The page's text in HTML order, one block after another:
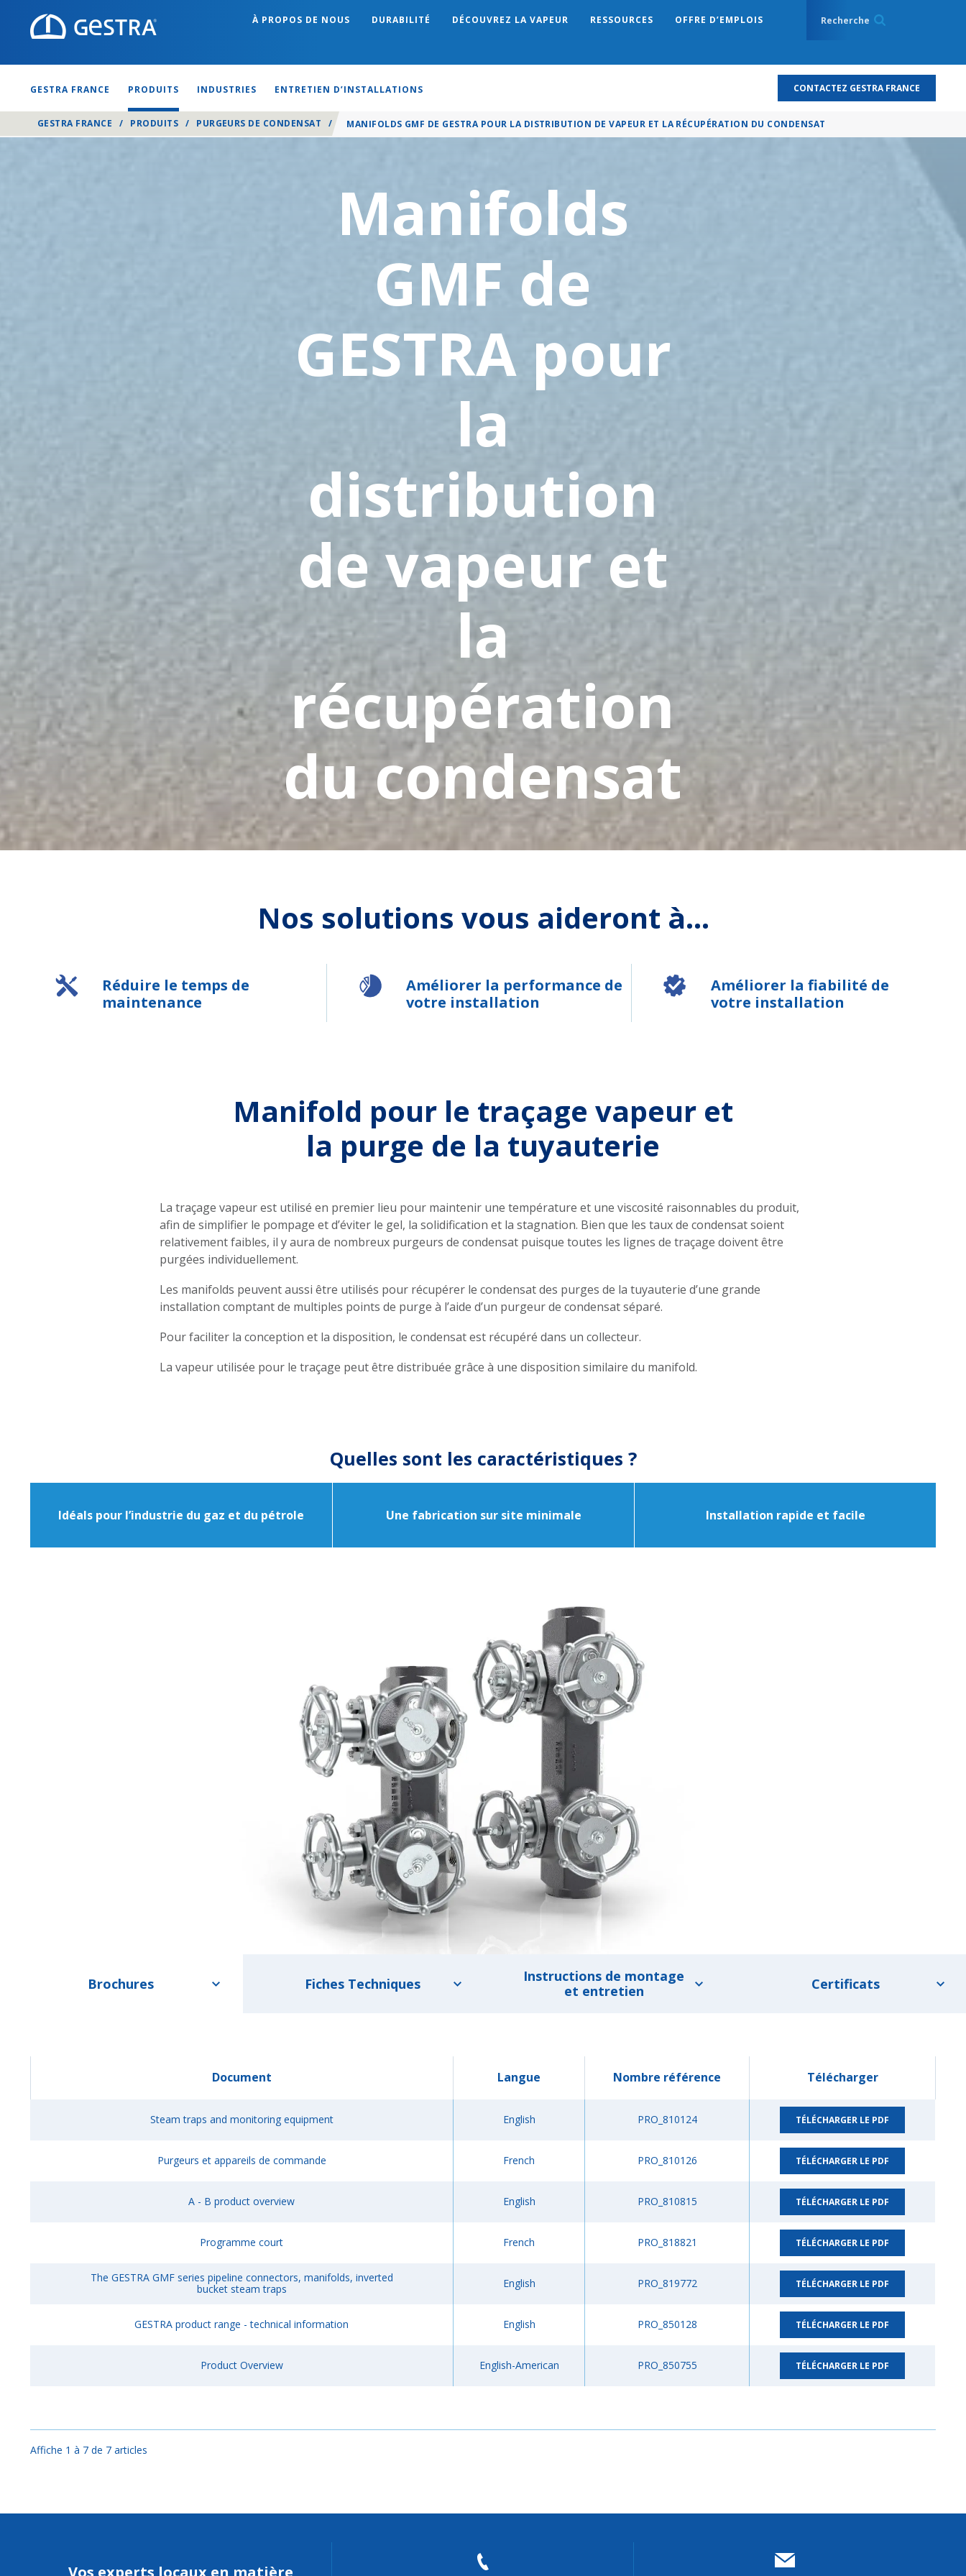
À PROPOS DE NOUS DURABILITÉ DÉCOUVREZ LA VAPEUR RESSOURCES OFFRE D’EMPLOIS
Search
GESTRA FRANCE PRODUITS INDUSTRIES ENTRETIEN D’INSTALLATIONS CONTACTEZ GESTRA FRANCE
GESTRA FRANCE / PRODUITS / PURGEURS DE CONDENSAT / MANIFOLDS GMF DE GESTRA POUR LA DISTRIBUTION DE VAPEUR ET LA RÉCUPÉRATION DU CONDENSAT
Manifolds
GMF de
GESTRA pour
la
distribution
de vapeur et
la
récupération
du condensat
Nos solutions vous aideront à...
Réduire le temps de
maintenance
Améliorer la performance de
votre installation
Améliorer la fiabilité de
votre installation
Manifold pour le traçage vapeur et
la purge de la tuyauterie
La traçage vapeur est utilisé en premier lieu pour maintenir une température et une viscosité raisonnables du produit,
afin de simplifier le pompage et d’éviter le gel, la solidification et la stagnation. Bien que les taux de condensat soient
relativement faibles, il y aura de nombreux purgeurs de condensat puisque toutes les lignes de traçage doivent être
purgées individuellement.
Les manifolds peuvent aussi être utilisés pour récupérer le condensat des purges de la tuyauterie d’une grande
installation comptant de multiples points de purge à l’aide d’un purgeur de condensat séparé.
Pour faciliter la conception et la disposition, le condensat est récupéré dans un collecteur.
La vapeur utilisée pour le traçage peut être distribuée grâce à une disposition similaire du manifold.
Quelles sont les caractéristiques ?
Idéals pour l’industrie du gaz et du pétrole Une fabrication sur site minimale Installation rapide et facile
Brochures Fiches Techniques
Instructions de montage
et entretien
Certificats
Document Langue Nombre référence Télécharger
Steam traps and monitoring equipment English PRO_810124 TÉLÉCHARGER LE PDF
Purgeurs et appareils de commande French PRO_810126 TÉLÉCHARGER LE PDF
A - B product overview English PRO_810815 TÉLÉCHARGER LE PDF
Programme court French PRO_818821 TÉLÉCHARGER LE PDF
The GESTRA GMF series pipeline connectors, manifolds, inverted
bucket steam traps
English PRO_819772 TÉLÉCHARGER LE PDF
GESTRA product range - technical information English PRO_850128 TÉLÉCHARGER LE PDF
Product Overview English-American PRO_850755 TÉLÉCHARGER LE PDF
Affiche 1 à 7 de 7 articles